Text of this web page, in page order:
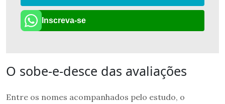
Inscreva-se
O sobe-e-desce das avaliações
Entre os nomes acompanhados pelo estudo, o